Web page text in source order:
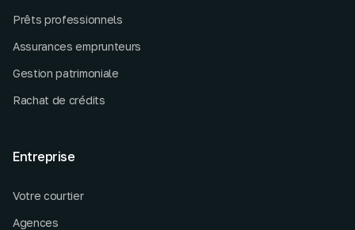
Prêts professionnels
Assurances emprunteurs
Gestion patrimoniale
Rachat de crédits
Entreprise
Votre courtier
Agences